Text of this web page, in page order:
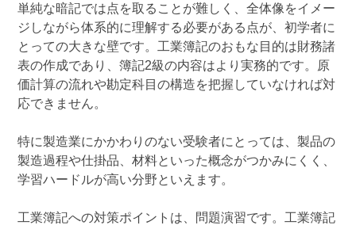
単純な暗記では点を取ることが難しく、全体像をイメー
ジしながら体系的に理解する必要がある点が、初学者に
とっての大きな壁です。工業簿記のおもな目的は財務諸
表の作成であり、簿記2級の内容はより実務的です。原
価計算の流れや勘定科目の構造を把握していなければ対
応できません。
特に製造業にかかわりのない受験者にとっては、製品の
製造過程や仕掛品、材料といった概念がつかみにくく、
学習ハードルが高い分野といえます。
工業簿記への対策ポイントは、問題演習です。工業簿記